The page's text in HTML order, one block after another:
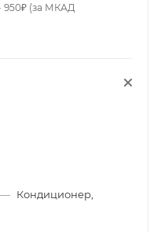
950₽ (за МКАД
— Кондиционер,